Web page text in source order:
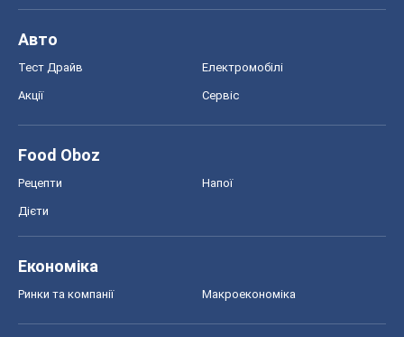
Авто
Тест Драйв Електромобілі
Акції Сервіс
Food Oboz
Рецепти Напої
Дієти
Економіка
Ринки та компанії Макроекономіка